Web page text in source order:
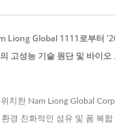
Liong Global 1111로부터
고성능 기술 원단 및 바이오
치한 Nam Liong Global
경 친화적인 섬유 및 폼 복합